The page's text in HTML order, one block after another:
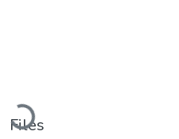
Loading...
Files